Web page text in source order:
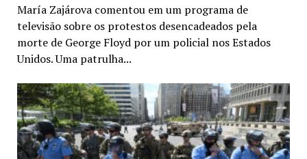
María Zajárova comentou em um programa de
televisão sobre os protestos desencadeados pela
morte de George Floyd por um policial nos Estados
Unidos. Uma patrulha...